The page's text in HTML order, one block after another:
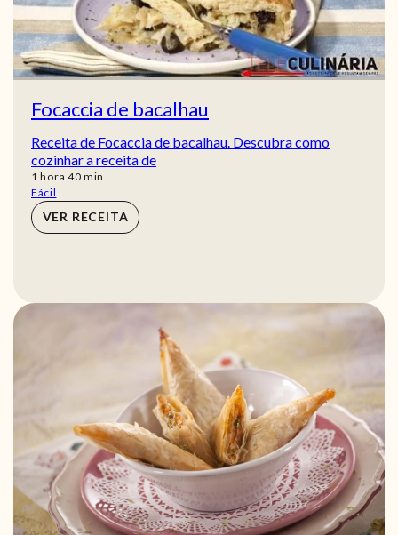
Focaccia de bacalhau
Receita de Focaccia de bacalhau. Descubra como
cozinhar a receita de
1 hora
hora 40min
min
Fácil
VER RECEITA